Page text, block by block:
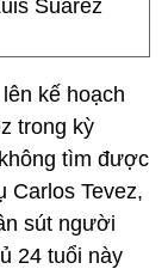
Suarez
kế hoạch
trong kỳ
tìm được
Carlos Tevez,
sút người
24 tuổi này